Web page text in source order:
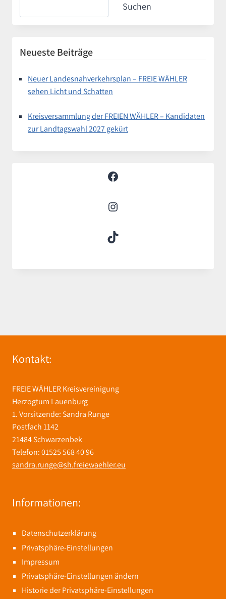
Suchen
Neueste Beiträge
Neuer Landesnahverkehrsplan – FREIE WÄHLER
sehen Licht und Schatten
Kreisversammlung der FREIEN WÄHLER – Kandidaten
zur Landtagswahl 2027 gekürt
Facebook
Instagram
TikTok
Kontakt:
FREIE WÄHLER Kreisvereinigung
Herzogtum Lauenburg
1. Vorsitzende: Sandra Runge
Postfach 1142
21484 Schwarzenbek
Telefon: 01525 568 40 96
sandra.runge@sh.freiewaehler.eu
Informationen:
Datenschutzerklärung
Privatsphäre-Einstellungen
Impressum
Privatsphäre-Einstellungen ändern
Historie der Privatsphäre-Einstellungen